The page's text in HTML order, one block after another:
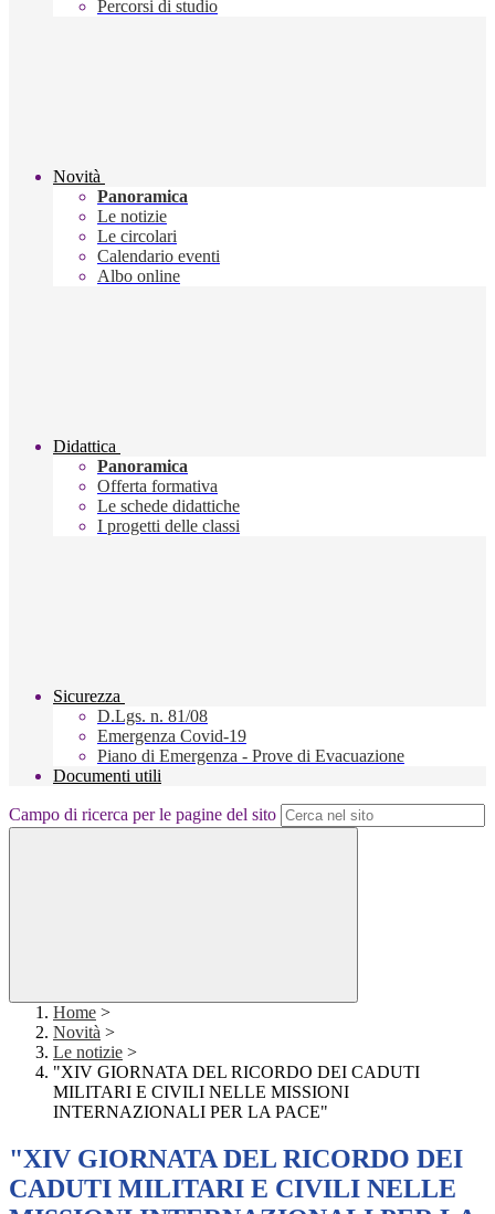
Percorsi di studio
Novità
Panoramica
Le notizie
Le circolari
Calendario eventi
Albo online
Didattica
Panoramica
Offerta formativa
Le schede didattiche
I progetti delle classi
Sicurezza
D.Lgs. n. 81/08
Emergenza Covid-19
Piano di Emergenza - Prove di Evacuazione
Documenti utili
Campo di ricerca per le pagine del sito
Home >
Novità >
Le notizie >
"XIV GIORNATA DEL RICORDO DEI CADUTI
MILITARI E CIVILI NELLE MISSIONI
INTERNAZIONALI PER LA PACE"
"XIV GIORNATA DEL RICORDO DEI
CADUTI MILITARI E CIVILI NELLE